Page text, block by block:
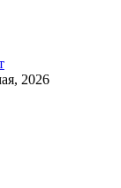
2026